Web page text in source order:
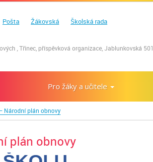
Pošta Žákovská Školská rada
, Třinec, příspěvková organizace, Jablunkovská 501
Pro žáky a učitele
Národní plán obnovy
plán obnovy